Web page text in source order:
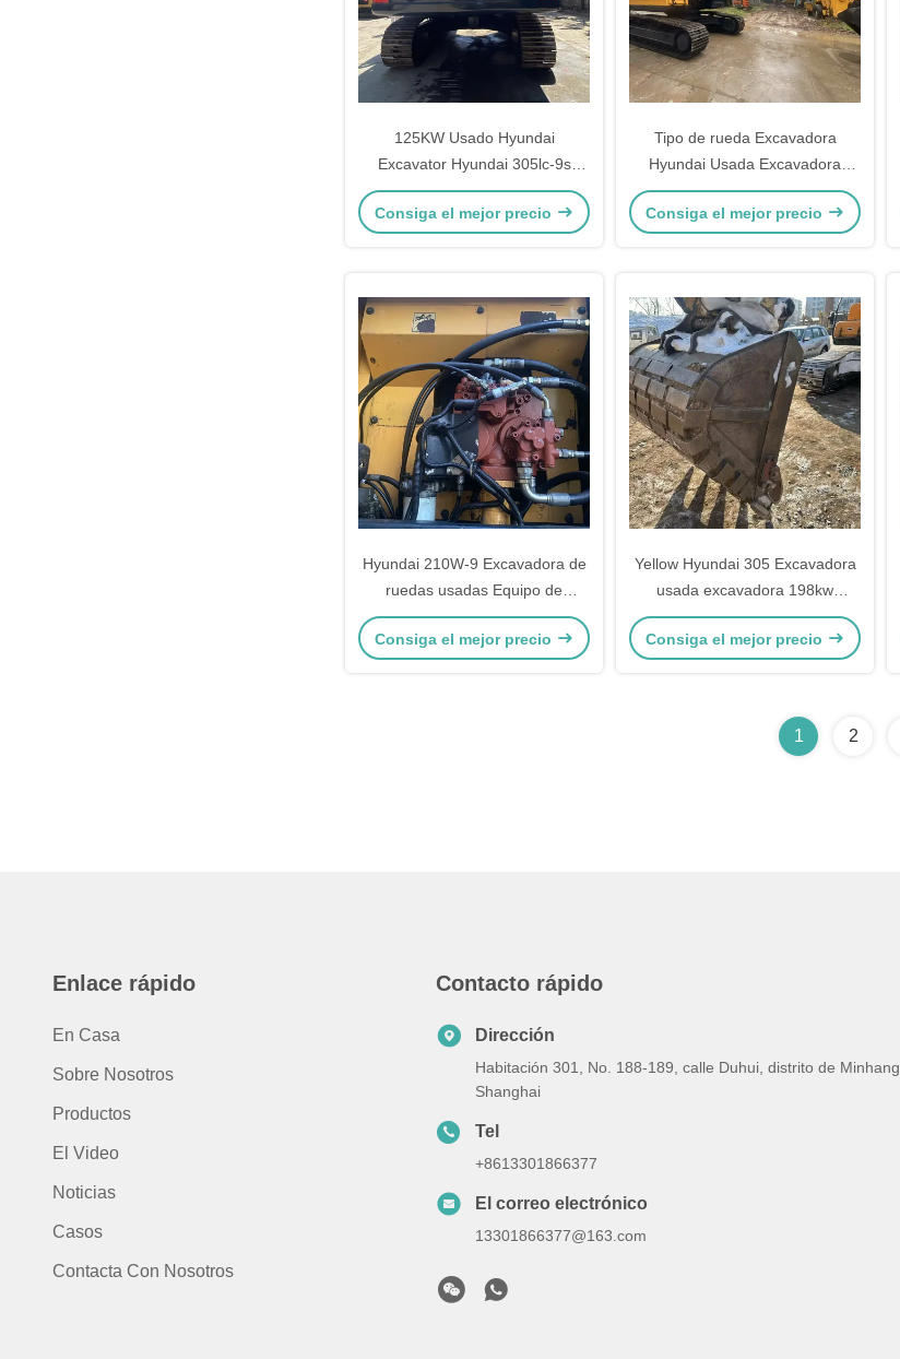
125KW Usado Hyundai
Excavator Hyundai 305lc-9s
Excavadora de rastreo hidráulico
Color amarillo
Consiga el mejor precio
Tipo de rueda Excavadora
Hyundai Usada Excavadora
Hyundai 220lc-9s de segunda
mano
Consiga el mejor precio
Hyundai 210W-9 Excavadora de
ruedas usadas Equipo de
construcción Hyundai 20560kg
Consiga el mejor precio
Yellow Hyundai 305 Excavadora
usada excavadora 198kw
1900rpm máquina de
construcción de segunda mano
Consiga el mejor precio
1 2
Enlace rápido
En Casa
Sobre Nosotros
Productos
El Video
Noticias
Casos
Contacta Con Nosotros
Contacto rápido
Dirección
Habitación 301, No. 188-189, calle Duhui, distrito de Minhang,
Shanghai
Tel
+8613301866377
El correo electrónico
13301866377@163.com